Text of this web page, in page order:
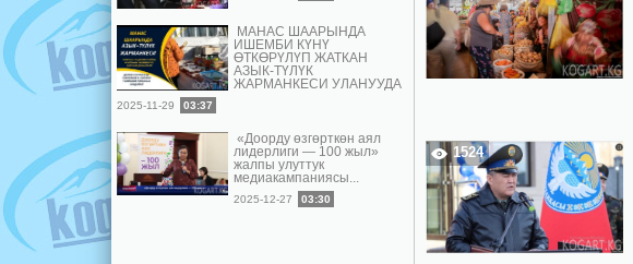
МАНАС ШААРЫНДА
ИШЕМБИ КҮНҮ
ӨТКӨРҮЛҮП ЖАТКАН
АЗЫК-ТҮЛҮК
ЖАРМАНКЕСИ УЛАНУУДА
2025-11-29 03:37
«Доорду өзгөрткөн аял
лидерлиги — 100 жыл»
жалпы улуттук
медиакампаниясы...
2025-12-27 03:30
1524